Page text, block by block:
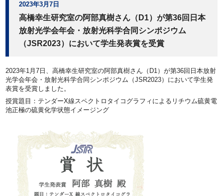
2023年3月7日
高橋幸生研究室の阿部真樹さん（D1）が第36回日本
放射光学会年会・放射光科学合同シンポジウム
（JSR2023）において学生発表賞を受賞
2023年1月7日、高橋幸生研究室の阿部真樹さん（D1）が第36回日本放射
光学会年会・放射光科学合同シンポジウム（JSR2023）において学生発
表賞を受賞しました。
授賞題目：テンダーX線スペクトロタイコグラフィによるリチウム硫黄電
池正極の硫黄化学状態イメージング